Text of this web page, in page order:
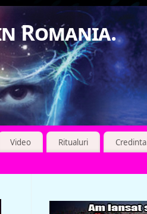
Romania.
Video Ritualuri
Credinta